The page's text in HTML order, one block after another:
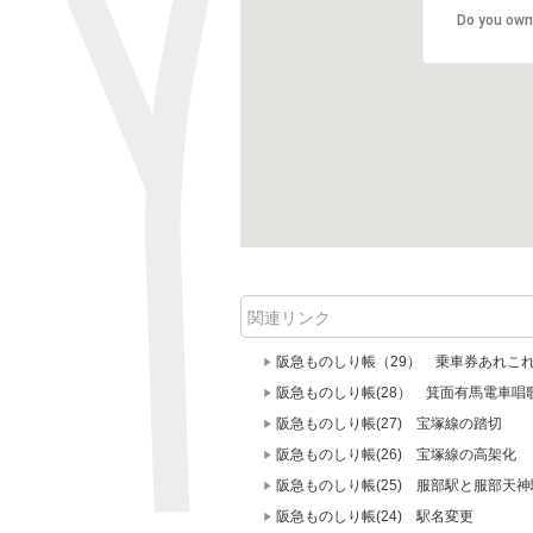
Do you
関連リンク
阪急ものしり帳（29） 乗車券あれこ
阪急ものしり帳(28） 箕面有馬電車
阪急ものしり帳(27) 宝塚線の踏切
阪急ものしり帳(26) 宝塚線の高架化
阪急ものしり帳(25) 服部駅と服部天神
阪急ものしり帳(24) 駅名変更